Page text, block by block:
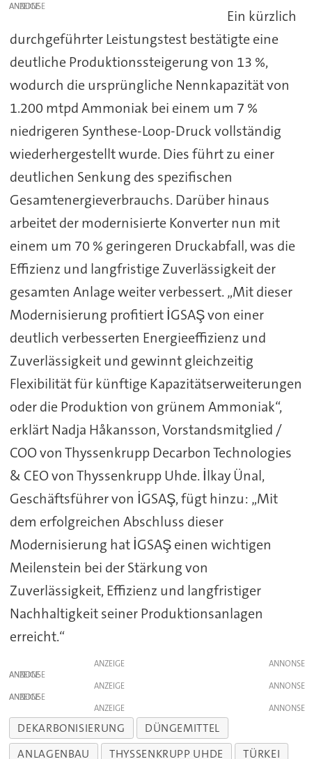
ANZEIGE
Ein kürzlich
durchgeführter Leistungstest bestätigte eine
deutliche Produktionssteigerung von 13 %,
wodurch die ursprüngliche Nennkapazität von
1.200 mtpd Ammoniak bei einem um 7 %
niedrigeren Synthese-Loop-Druck vollständig
wiederhergestellt wurde. Dies führt zu einer
deutlichen Senkung des spezifischen
Gesamtenergieverbrauchs. Darüber hinaus
arbeitet der modernisierte Konverter nun mit
einem um 70 % geringeren Druckabfall, was die
Effizienz und langfristige Zuverlässigkeit der
gesamten Anlage weiter verbessert. „Mit dieser
Modernisierung profitiert İGSAŞ von einer
deutlich verbesserten Energieeffizienz und
Zuverlässigkeit und gewinnt gleichzeitig
Flexibilität für künftige Kapazitätserweiterungen
oder die Produktion von grünem Ammoniak“,
erklärt Nadja Håkansson, Vorstandsmitglied /
COO von Thyssenkrupp Decarbon Technologies
& CEO von Thyssenkrupp Uhde. İlkay Ünal,
Geschäftsführer von İGSAŞ, fügt hinzu: „Mit
dem erfolgreichen Abschluss dieser
Modernisierung hat İGSAŞ einen wichtigen
Meilenstein bei der Stärkung von
Zuverlässigkeit, Effizienz und langfristiger
Nachhaltigkeit seiner Produktionsanlagen
erreicht.“
ANZEIGE
ANZEIGE
ANZEIGE
ANZEIGE
ANZEIGE
DEKARBONISIERUNG
DÜNGEMITTEL
ANLAGENBAU
THYSSENKRUPP UHDE TÜRKEI